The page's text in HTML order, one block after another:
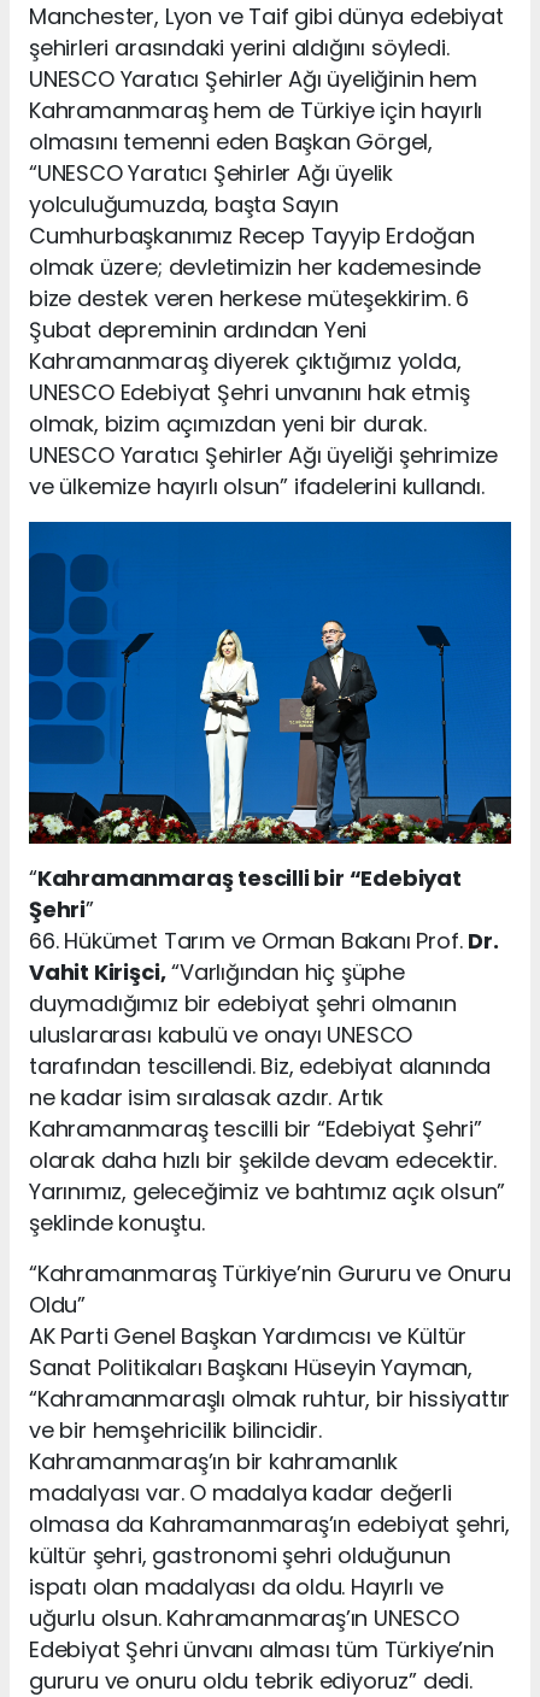
Manchester, Lyon ve Taif gibi dünya edebiyat
şehirleri arasındaki yerini aldığını söyledi.
UNESCO Yaratıcı Şehirler Ağı üyeliğinin hem
Kahramanmaraş hem de Türkiye için hayırlı
olmasını temenni eden Başkan Görgel,
“UNESCO Yaratıcı Şehirler Ağı üyelik
yolculuğumuzda, başta Sayın
Cumhurbaşkanımız Recep Tayyip Erdoğan
olmak üzere; devletimizin her kademesinde
bize destek veren herkese müteşekkirim. 6
Şubat depreminin ardından Yeni
Kahramanmaraş diyerek çıktığımız yolda,
UNESCO Edebiyat Şehri unvanını hak etmiş
olmak, bizim açımızdan yeni bir durak.
UNESCO Yaratıcı Şehirler Ağı üyeliği şehrimize
ve ülkemize hayırlı olsun” ifadelerini kullandı.
“Kahramanmaraş tescilli bir “Edebiyat
Şehri”
66. Hükümet Tarım ve Orman Bakanı Prof. Dr.
Vahit Kirişci,“Varlığından hiç şüphe
duymadığımız bir edebiyat şehri olmanın
uluslararası kabulü ve onayı UNESCO
tarafından tescillendi. Biz, edebiyat alanında
ne kadar isim sıralasak azdır. Artık
Kahramanmaraş tescilli bir “Edebiyat Şehri”
olarak daha hızlı bir şekilde devam edecektir.
Yarınımız, geleceğimiz ve bahtımız açık olsun”
şeklinde konuştu.
“Kahramanmaraş Türkiye’nin Gururu ve Onuru
Oldu”
AK Parti Genel Başkan Yardımcısı ve Kültür
Sanat Politikaları Başkanı Hüseyin Yayman,
“Kahramanmaraşlı olmak ruhtur, bir hissiyattır
ve bir hemşehricilik bilincidir.
Kahramanmaraş’ın bir kahramanlık
madalyası var. O madalya kadar değerli
olmasa da Kahramanmaraş’ın edebiyat şehri,
kültür şehri, gastronomi şehri olduğunun
ispatı olan madalyası da oldu. Hayırlı ve
uğurlu olsun. Kahramanmaraş’ın UNESCO
Edebiyat Şehri ünvanı alması tüm Türkiye’nin
gururu ve onuru oldu tebrik ediyoruz” dedi.